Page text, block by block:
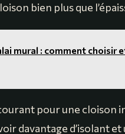
bien plus que
mural : comment choisir
pour une cloison
davantage d’isolant